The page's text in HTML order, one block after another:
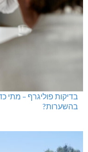
בדיקות פוליגרף – מתי
בהשערות?